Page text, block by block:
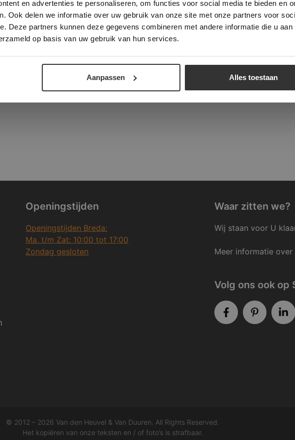
en advertenties te personaliseren, om functies voor social media te bieden en
Ook delen we informatie over uw gebruik van onze site met onze partners voor
Deze partners kunnen deze gegevens combineren met andere informatie die u aan
op basis van uw gebruik van hun services.
Aanpassen Alles toestaan
Openingstijden
Openingstijden Breda:
Ma. t/m Zat: 10:00 tot 17:00
Zondag gesloten
Waar zitten we?
Wij staan voor U
Meer informatie over
Volg ons ook op
© 2012 – 2026 Van den Heuvel & Van Duuren. All Rights Reserved.
Het kopiëren van onze teksten en / of foto’s is strafbaar.
verder
ALLES ACCEPTEREN ALLES AFWIJZEN